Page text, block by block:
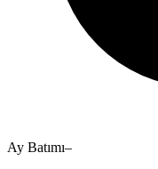
Ay Batımı–